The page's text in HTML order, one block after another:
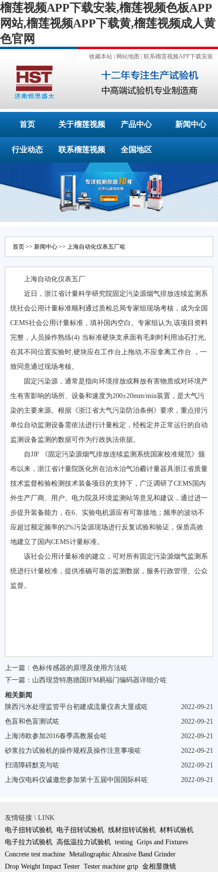
榴莲视频APP下载安装,榴莲视频色板APP
网站,榴莲视频APP下载黄,榴莲视频成人黄
色官网
收藏本站 网站地图 联系榴莲视频APP下载安装
首页 关于榴莲视频
APP下载安装
产品中心 新闻中心
行业动态 联系榴莲视频
APP下载安装
全国地区
首页 >> 新闻中心 >> 上海自动化仪表五厂咗
上海自动化仪表五厂
近日，浙江省计量科学研究院固定污染源烟气排放连续监测系
统社会公用计量标准顺利通过质检总局专家组现场考核，成为全国
CEMS社会公用计量标准，填补国内空白。专家组认为,该项目资料
完整，人员操作熟练(4) 当标准硬块支承面有毛刺时利用油石打光,
在其不同位置实验时,硬块应在工作台上拖动,不应拿离工作台.，一
致同意通过现场考核。
固定污染源，通常是指向环境排放或释放有害物质或对环境产
生有害影响的场所、设备和速度为200±20mm/min装置，是大气污
染的主要来源。根据《浙江省大气污染防治条例》要求，重点排污
单位自动监测设备需依法进行计量检定，经检定并正常运行的自动
监测设备监测的数据可作为行政执法依据。
自JJF 《固定污染源烟气排放连续监测系统国家校准规范》颁
布以来，浙江省计量院医化所在治水治气治霾计量器具浙江省质量
技术监督检验检测技术装备项目的支持下，广泛调研了CEMS国内
外生产厂商、用户、电力院及环境监测站等意见和建议，通过进一
步提升装备能力，在6、实验电机源应有可靠接地；频率的波动不
应超过额定频率的2%污染源现场进行反复试验和验证，保质高效
地建立了国内CEMS计量标准。
该社会公用计量标准的建立，可对所有固定污染源烟气监测系
统进行计量校准，提供准确可靠的监测数据，服务行政管理、公众
监督。
上一篇： 色标传感器的原理及使用方法咗
下一篇： 山西现货特惠德国IFM易福门编码器详细介咗
相关新闻
2022-09-21
陕西污水处理监管平台初建成流量仪表大显成咗
2022-09-21
色盲和色盲测试咗
2022-09-21
上海沛欧参加2016春季高教展会咗
2022-09-21
砂浆拉力试验机的操作规程及操作注意事项咗
2022-09-21
扫清障碍默克与咗
2022-09-21
上海仪电科仪诚邀您参加第十五届中国国际科咗
友情链接 \ LINK
电子扭转试验机 电子扭转试验机 线材扭转试验机 材料试验机
电子拉力试验机 高低温拉力试验机 testing Grips and Fixtures
Concrete test machine Metallographic Abrasive Band Grinder
Drop Weight Impact Tester Tester machine grip 金相显微镜